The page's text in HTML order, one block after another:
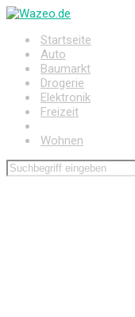
Zum
springenStartseite
Auto
Baumarkt
Drogerie
Elektronik
Freizeit
Wohnen